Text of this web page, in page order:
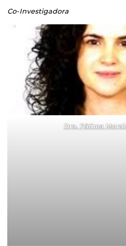
Co-Investigadora
Dra. Fátima